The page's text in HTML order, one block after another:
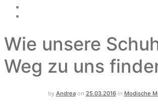
Wie unsere
Weg zu uns
by Andreaon 25.03.2016in Modische